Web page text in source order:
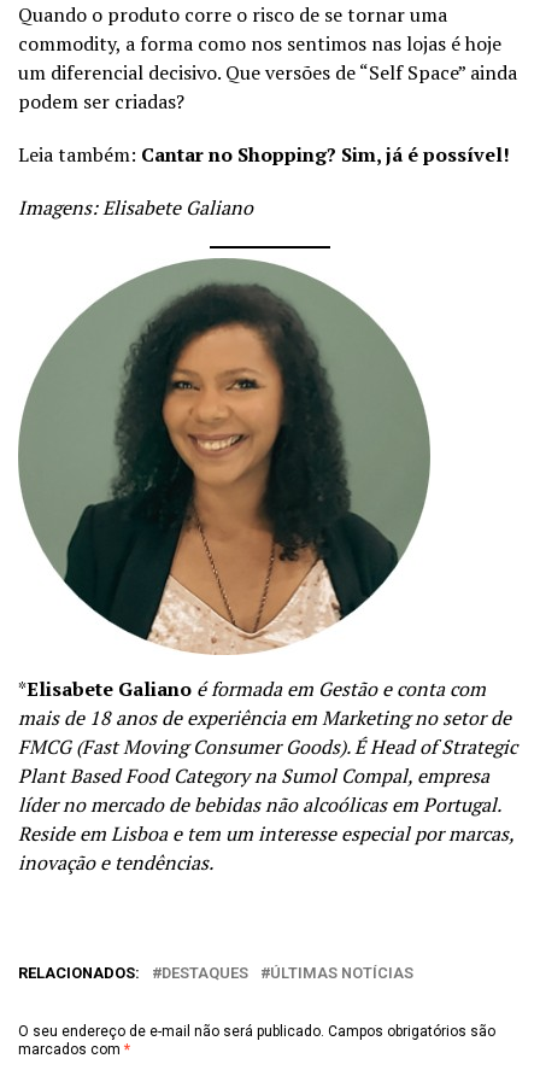
Quando o produto corre o risco de se tornar uma
commodity, a forma como nos sentimos nas lojas é hoje
um diferencial decisivo. Que versões de “Self Space” ainda
podem ser criadas?
Leia também: Cantar no Shopping? Sim, já é possível!
Imagens: Elisabete Galiano
*Elisabete Galiano é formada em Gestão e conta com
mais de 18 anos de experiência em Marketing no setor de
FMCG (Fast Moving Consumer Goods). É Head of Strategic
Plant Based Food Category na Sumol Compal, empresa
líder no mercado de bebidas não alcoólicas em Portugal.
Reside em Lisboa e tem um interesse especial por marcas,
inovação e tendências.
RELACIONADOS: DESTAQUES ÚLTIMAS NOTÍCIAS
O seu endereço de e-mail não será publicado. Campos obrigatórios são
marcados com *